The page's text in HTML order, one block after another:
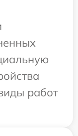
работ